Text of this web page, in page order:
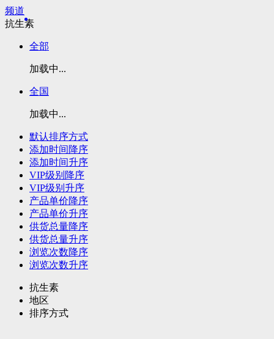
频道
抗生素
全部
加载中...
全国
加载中...
默认排序方式
添加时间降序
添加时间升序
VIP级别降序
VIP级别升序
产品单价降序
产品单价升序
供货总量降序
供货总量升序
浏览次数降序
浏览次数升序
抗生素
地区
排序方式